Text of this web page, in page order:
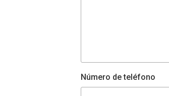
Número de teléfono